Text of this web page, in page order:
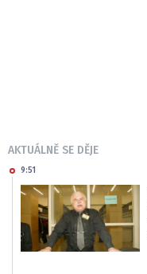
AKTUÁLNĚ SE DĚJE
9:51